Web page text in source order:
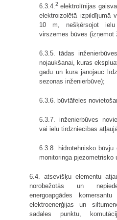
6.3.4. 2 elektrolīnijas
elektroizolētā izpildījumā
10 m, nešķērsojot
virszemes būves (izņemot
6.3.5. tādas
nojaukšanai, kuras
gadu un kura jānojauc
sezonas inženierbūve);
6.3.6. būvtāfeles
6.3.7. inženierbūves
vai ielu tirdzniecības
6.3.8. hidrotehnisko būvju
monitoringa pjezometrisko
6.4. atsevišķu elementu
norobežotās un
energoapgādes
elektroenerģijas un
sadales punktu,